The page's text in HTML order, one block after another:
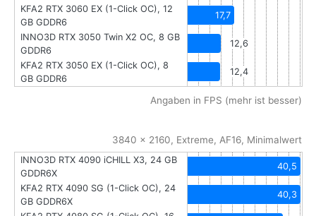
KFA2 RTX 3060 EX (1-Click OC), 12
GB GDDR6
17,7
INNO3D RTX 3050 Twin X2 OC, 8 GB
GDDR6
12,6
KFA2 RTX 3050 EX (1-Click OC), 8
GB GDDR6
12,4
Angaben in FPS (mehr ist besser)
3840 x 2160, Extreme, AF16, Minimalwert
INNO3D RTX 4090 iCHILL X3, 24 GB
GDDR6X
40,5
KFA2 RTX 4090 SG (1-Click OC), 24
GB GDDR6X
40,3